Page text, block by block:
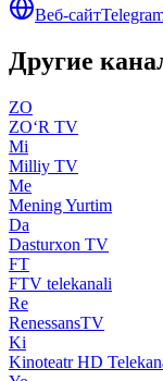
Веб-сайт
Другие
ZO
ZO‘R TV
Mi
Milliy TV
Me
Mening Yurtim
Da
Dasturxon TV
FT
FTV telekanali
Re
RenessansTV
Ki
Kinoteatr HD